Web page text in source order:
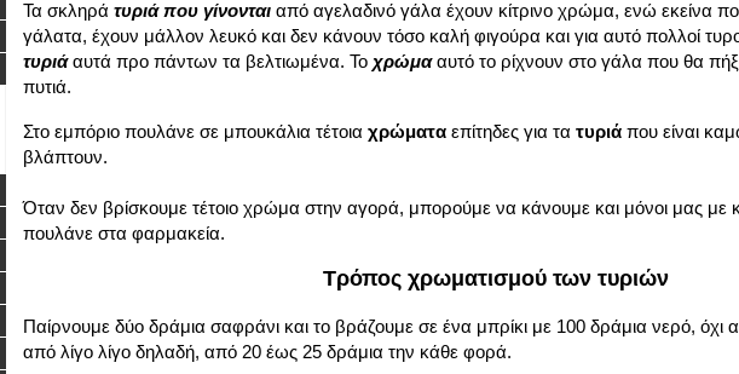
Τα σκληρά τυριά που γίνονται από αγελαδινό γάλα έχουν κίτρινο χρώμα, ενώ εκείνα
γάλατα, έχουν μάλλον λευκό και δεν κάνουν τόσο καλή φιγούρα και για αυτό πολλοί
τυριάαυτά προ πάντων τα βελτιωμένα. Το χρώμααυτό το ρίχνουν στο γάλα που θα
πυτιά.
Στο εμπόριο πουλάνε σε μπουκάλια τέτοια χρώματα επίτηδες για τα τυριά που είναι
βλάπτουν.
Όταν δεν βρίσκουμε τέτοιο χρώμα στην αγορά, μπορούμε να κάνουμε και μόνοι μας
πουλάνε στα φαρμακεία.
Τρόπος χρωματισμού των τυριών
Παίρνουμε δύο δράμια σαφράνι και το βράζουμε σε ένα μπρίκι με 100 δράμια νερό,
από λίγο λίγο δηλαδή, από 20 έως 25 δράμια την κάθε φορά.